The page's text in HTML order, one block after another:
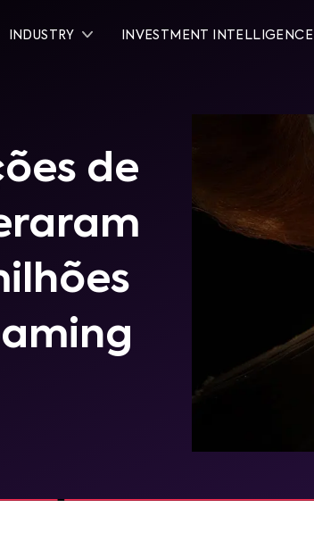
INDUSTRY INVESTMENT INTELLIGENCE
de